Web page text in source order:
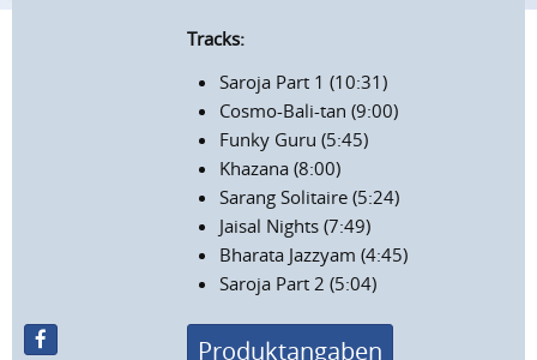
Tracks:
Saroja Part 1 (10:31)
Cosmo-Bali-tan (9:00)
Funky Guru (5:45)
Khazana (8:00)
Sarang Solitaire (5:24)
Jaisal Nights (7:49)
Bharata Jazzyam (4:45)
Saroja Part 2 (5:04)
Produktangaben